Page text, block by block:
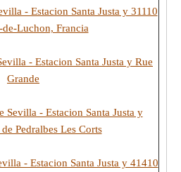
- Estacion Santa Justa y 31110
de-Luchon, Francia
- Estacion Santa Justa y Rue
Grande
Sevilla - Estacion Santa Justa y
Pedralbes Les Corts
- Estacion Santa Justa y 41410